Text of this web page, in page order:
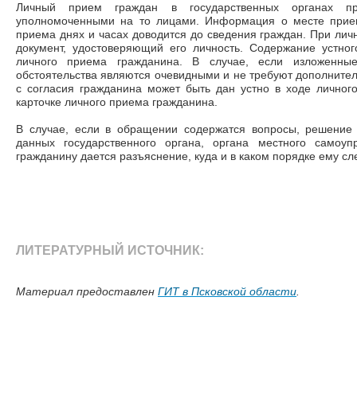
Личный прием граждан в государственных органах
уполномоченными на то лицами. Информация о месте
приема днях и часах доводится до сведения граждан. При
документ, удостоверяющий его личность. Содержание
личного приема гражданина. В случае, если
обстоятельства являются очевидными и не требуют
с согласия гражданина может быть дан устно в ходе
карточке личного приема гражданина.
В случае, если в обращении содержатся вопросы,
данных государственного органа, органа местного
гражданину дается разъяснение, куда и в каком порядке ему
ЛИТЕРАТУРНЫЙ ИСТОЧНИК:
Материал предоставлен ГИТ в Псковской области.